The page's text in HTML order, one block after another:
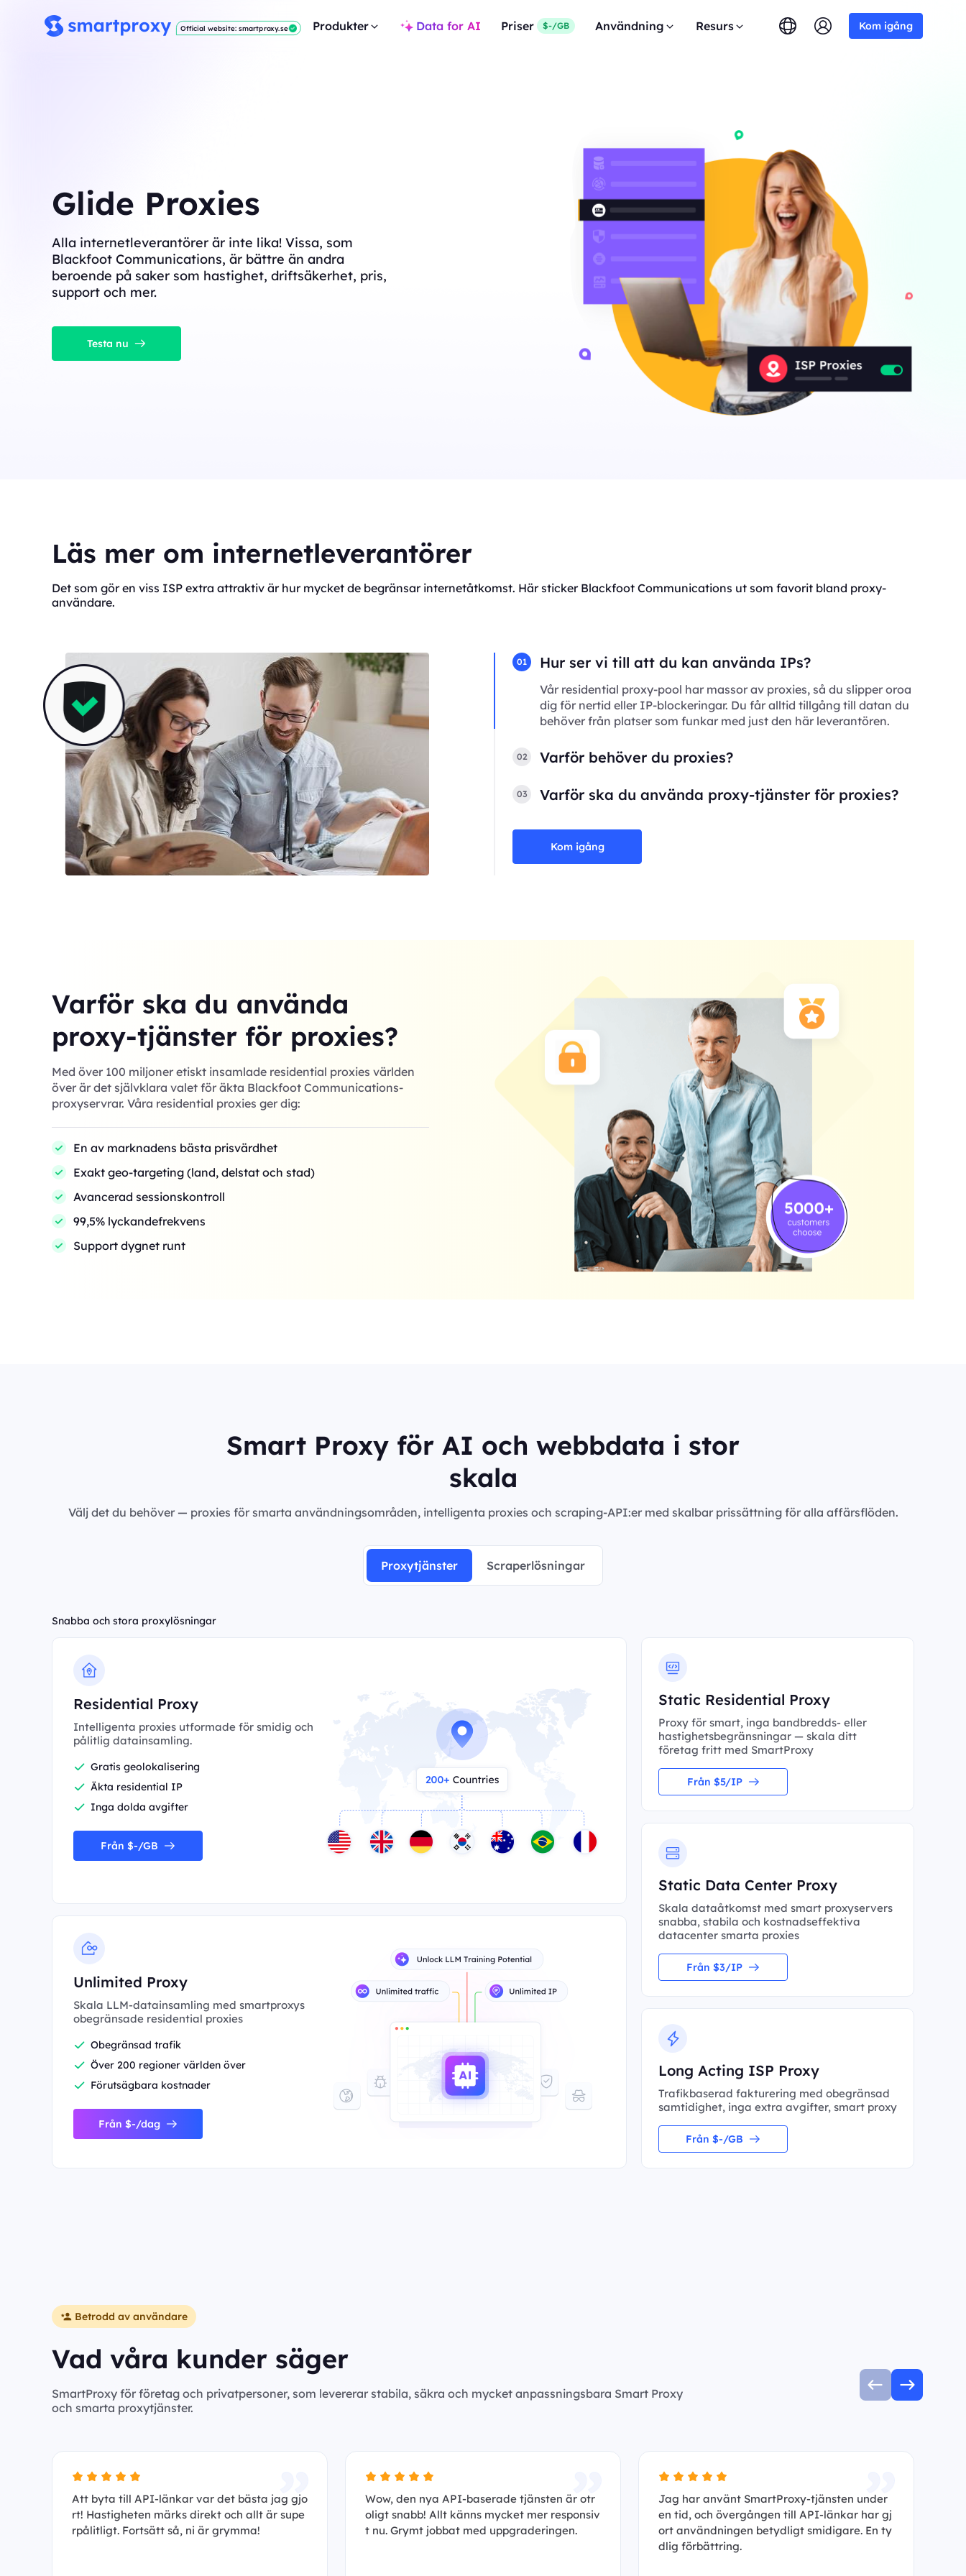
Official website: smartproxy.se Produkter Data for AI Priser $-/GB Användning Resurs Kom igång
Glide Proxies
Alla internetleverantörer är inte lika! Vissa, som
Blackfoot Communications, är bättre än andra
beroende på saker som hastighet, driftsäkerhet, pris,
support och mer.
Testa nu
Läs mer om internetleverantörer
Det som gör en viss ISP extra attraktiv är hur mycket de begränsar internetåtkomst. Här sticker Blackfoot Communications ut som favorit bland proxy-
användare.
01 Hur ser vi till att du kan använda IPs?
Vår residential proxy-pool har massor av proxies, så du slipper oroa
dig för nertid eller IP-blockeringar. Du får alltid tillgång till datan du
behöver från platser som funkar med just den här leverantören.
02 Varför behöver du proxies?
03 Varför ska du använda proxy-tjänster för proxies?
Kom igång
Varför ska du använda
proxy-tjänster för proxies?
Med över 100 miljoner etiskt insamlade residential proxies världen
över är det självklara valet för äkta Blackfoot Communications-
proxyservrar. Våra residential proxies ger dig:
En av marknadens bästa prisvärdhet
Exakt geo-targeting (land, delstat och stad)
Avancerad sessionskontroll
99,5% lyckandefrekvens
Support dygnet runt
Smart Proxy för AI och webbdata i stor
skala
Välj det du behöver — proxies för smarta användningsområden, intelligenta proxies och scraping-API:er med skalbar prissättning för alla affärsflöden.
Proxytjänster Scraperlösningar
Snabba och stora proxylösningar
Residential Proxy
Intelligenta proxies utformade för smidig och
pålitlig datainsamling.
Gratis geolokalisering
Äkta residential IP
Inga dolda avgifter
Från $-/GB
Unlimited Proxy
Skala LLM-datainsamling med smartproxys
obegränsade residential proxies
Obegränsad trafik
Över 200 regioner världen över
Förutsägbara kostnader
Från $-/dag
Static Residential Proxy
Proxy för smart, inga bandbredds- eller
hastighetsbegränsningar — skala ditt
företag fritt med SmartProxy
Från $5/IP
Static Data Center Proxy
Skala dataåtkomst med smart proxyservers
snabba, stabila och kostnadseffektiva
datacenter smarta proxies
Från $3/IP
Long Acting ISP Proxy
Trafikbaserad fakturering med obegränsad
samtidighet, inga extra avgifter, smart proxy
Från $-/GB
Betrodd av användare
Vad våra kunder säger
SmartProxy för företag och privatpersoner, som levererar stabila, säkra och mycket anpassningsbara Smart Proxy
och smarta proxytjänster.
Att byta till API-länkar var det bästa jag gjo
rt! Hastigheten märks direkt och allt är supe
rpålitligt. Fortsätt så, ni är grymma!
Wow, den nya API-baserade tjänsten är otr
oligt snabb! Allt känns mycket mer responsiv
t nu. Grymt jobbat med uppgraderingen.
Jag har använt SmartProxy-tjänsten under
en tid, och övergången till API-länkar har gj
ort användningen betydligt smidigare. En ty
dlig förbättring.